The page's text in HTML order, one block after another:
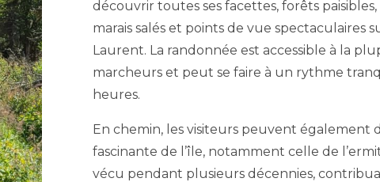
découvrir toutes ses facettes, forêts
marais salés et points de vue spectaculaires
Laurent. La randonnée est accessible à la
marcheurs et peut se faire à un rythme
heures.
En chemin, les visiteurs peuvent également
fascinante de l’île, notamment celle de
vécu pendant plusieurs décennies,